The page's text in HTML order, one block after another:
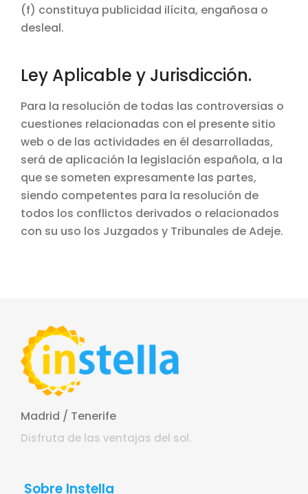
(f) constituya publicidad ilícita, engañosa o
desleal.
Ley Aplicable y Jurisdicción.
Para la resolución de todas las controversias o
cuestiones relacionadas con el presente sitio
web o de las actividades en él desarrolladas,
será de aplicación la legislación española, a la
que se someten expresamente las partes,
siendo competentes para la resolución de
todos los conflictos derivados o relacionados
con su uso los Juzgados y Tribunales de Adeje.
Madrid / Tenerife
Disfruta de las ventajas del sol.
Sobre Instella